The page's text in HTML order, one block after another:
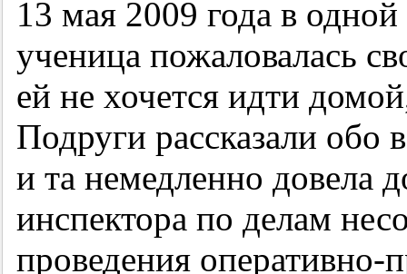
13 мая 2009 года в
ученица пожаловалась
ей не хочется идти
Подруги рассказали обо
и та немедленно довела
инспектора по делам
проведения оперативно-